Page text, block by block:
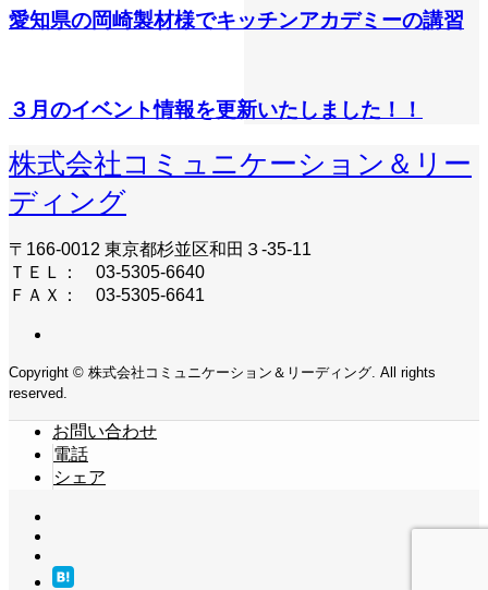
愛知県の岡崎製材様でキッチンアカデミーの講習
３月のイベント情報を更新いたしました！！
株式会社コミュニケーション＆リー
ディング
〒166-0012 東京都杉並区和田３-35-11
ＴＥＬ： 03-5305-6640
ＦＡＸ： 03-5305-6641
Copyright © 株式会社コミュニケーション＆リーディング. All rights
reserved.
お問い合わせ
電話
シェア